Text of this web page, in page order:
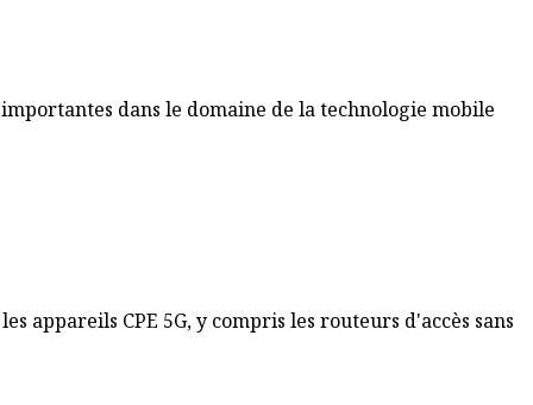
dans le domaine de la technologie mobile
appareils CPE 5G, y compris les routeurs d'accès sans